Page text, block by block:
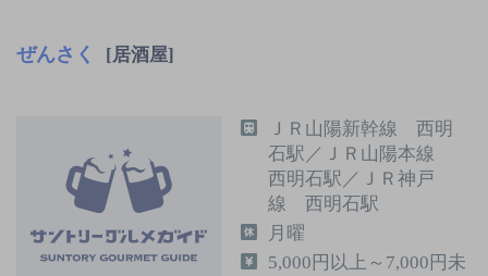
ぜんさく [居酒屋]
ＪＲ山陽新幹線 西明
石駅／ＪＲ山陽本線
西明石駅／ＪＲ神戸
線 西明石駅
月曜
5,000円以上～7,000円未